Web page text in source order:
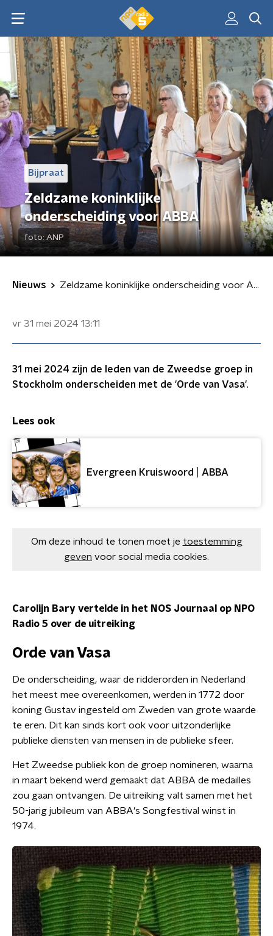
Bijpraat
Zeldzame koninklijke
onderscheiding voor ABBA
foto: ANP
Nieuws Zeldzame koninklijke onderscheiding voor ABBA
vr 31 mei 2024 13:11
31 mei 2024 zijn de leden van de Zweedse groep in
Stockholm onderscheiden met de 'Orde van Vasa'.
Lees ook
Evergreen Kruiswoord | ABBA
Om deze inhoud te tonen moet je toestemming
geven voor social media cookies.
Carolijn Bary vertelde in het NOS Journaal op NPO
Radio 5 over de uitreiking
Orde van Vasa
De onderscheiding, waar de ridderorden in Nederland
het meest mee overeenkomen, werden in 1772 door
koning Gustav ingesteld om Zweden van grote waarde
te eren. Dit kan sinds kort ook voor uitzonderlijke
publieke diensten van mensen in de publieke sfeer.
Het Zweedse publiek kon de groep nomineren, waarna
in maart bekend werd gemaakt dat ABBA de medailles
zou gaan ontvangen. De uitreiking valt samen met het
50-jarig jubileum van ABBA's Songfestival winst in
1974.